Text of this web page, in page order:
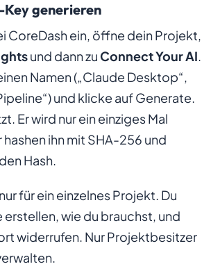
Key generieren
CoreDash ein, öffne dein Projekt,
und dann zu Connect Your AI.
Namen („Claude Desktop“,
und klicke auf Generate.
Er wird nur ein einziges Mal
ihn mit SHA-256 und
Hash.
für ein einzelnes Projekt. Du
erstellen, wie du brauchst, und
widerrufen. Nur Projektbesitzer